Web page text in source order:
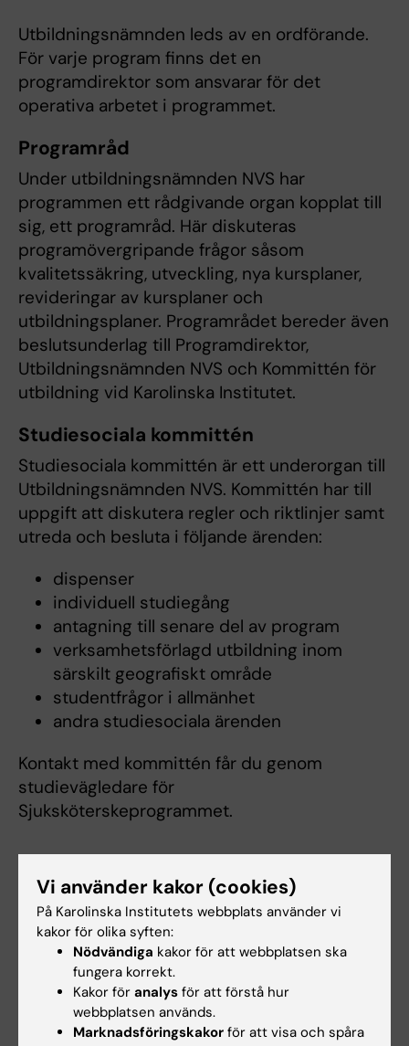
Utbildningsnämnden leds av en ordförande.
För varje program finns det en
programdirektor som ansvarar för det
operativa arbetet i programmet.
Programråd
Under utbildningsnämnden NVS har
programmen ett rådgivande organ kopplat till
sig, ett programråd. Här diskuteras
programövergripande frågor såsom
kvalitetssäkring, utveckling, nya kursplaner,
revideringar av kursplaner och
utbildningsplaner. Programrådet bereder även
beslutsunderlag till Programdirektor,
Utbildningsnämnden NVS och Kommittén för
utbildning vid Karolinska Institutet.
Studiesociala kommittén
Studiesociala kommittén är ett underorgan till
Utbildningsnämnden NVS. Kommittén har till
uppgift att diskutera regler och riktlinjer samt
utreda och besluta i följande ärenden:
dispenser
individuell studiegång
antagning till senare del av program
verksamhetsförlagd utbildning inom
särskilt geografiskt område
studentfrågor i allmänhet
andra studiesociala ärenden
Kontakt med kommittén får du genom
studievägledare för
Sjuksköterskeprogrammet.
Annelie Fredriksson
Studievägledare termin 1-4
Telefon:
+46852486020
E-post:
annelie.fredriksson@ki.se
Vi använder kakor (cookies)
På Karolinska Institutets webbplats använder vi
kakor för olika syften:
Nödvändiga kakor för att webbplatsen ska
fungera korrekt.
Kakor för analys för att förstå hur
webbplatsen används.
Marknadsföringskakor för att visa och spåra